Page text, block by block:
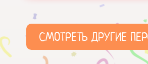
СМОТРЕТЬ ДРУГИЕ